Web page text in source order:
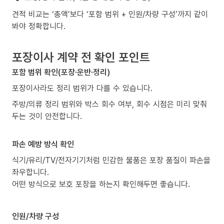
견적 비교는 ‘총액’보다 ‘포함 범위 + 인원/차량 구성’까지 같이
봐야 정확합니다.
포장이사 계약 전 확인 포인트
포함 범위 확인(포장·운반·정리)
포장이사라도 정리 범위가 다를 수 있습니다.
주방/의류 정리 범위와 박스 회수 여부, 회수 시점은 미리 맞춰
두는 것이 안전합니다.
파손 예방 방식 확인
식기/유리/TV/전자기기처럼 민감한 물품은 포장 품질이 파손을
좌우합니다.
어떤 방식으로 보호 포장을 하는지 확인해두면 좋습니다.
인원/차량 구성